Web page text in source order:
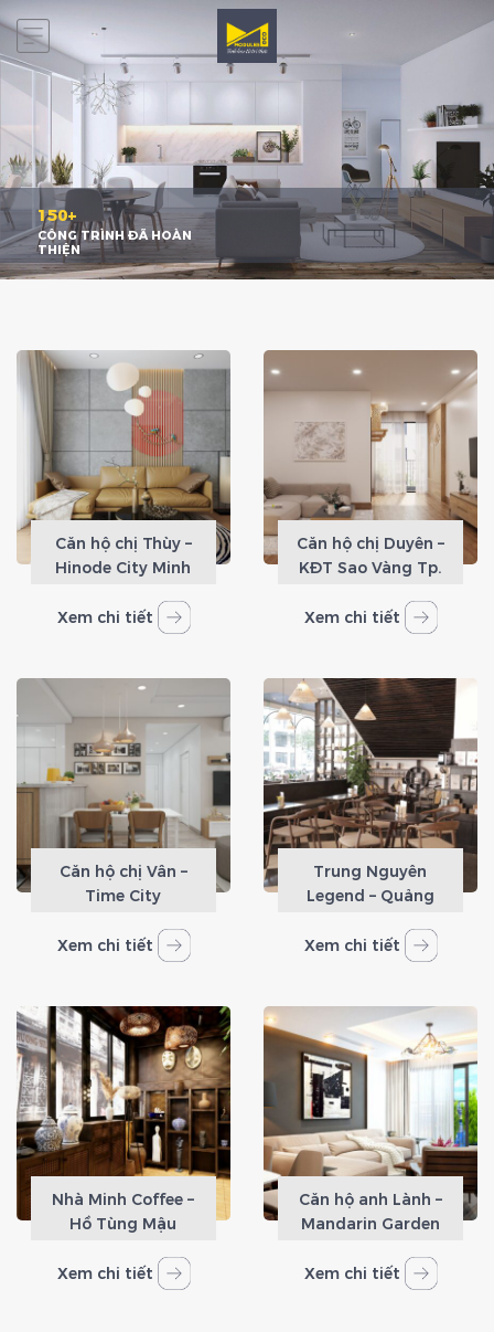
CÔNG TRÌNH ĐÃ HOÀN
THIỆN
150+
Căn hộ chị Thùy –
Hinode City Minh
Xem chi tiết
Căn hộ chị Duyên –
KĐT Sao Vàng Tp.
Xem chi tiết
Căn hộ chị Vân –
Time City
Xem chi tiết
Trung Nguyên
Legend – Quảng
Xem chi tiết
Nhà Minh Coffee –
Hồ Tùng Mậu
Xem chi tiết
Căn hộ anh Lành –
Mandarin Garden
Xem chi tiết